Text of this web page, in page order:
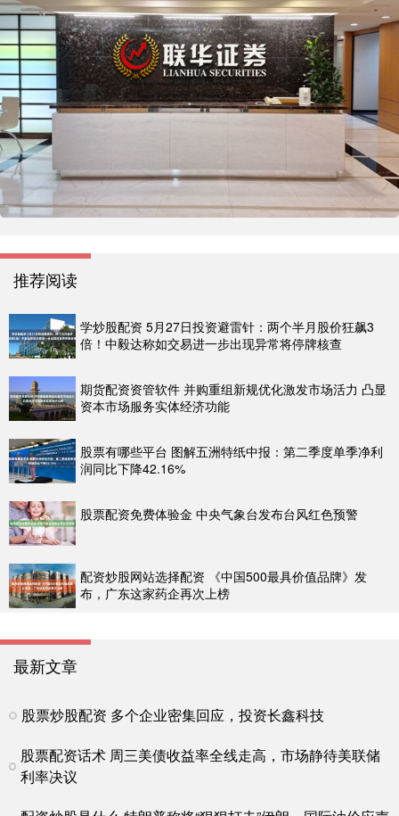
推荐阅读
学炒股配资 5月27日投资避雷针：两个半月股价狂飙3
倍！中毅达称如交易进一步出现异常将停牌核查
期货配资资管软件 并购重组新规优化激发市场活力 凸显
资本市场服务实体经济功能
股票有哪些平台 图解五洲特纸中报：第二季度单季净利
润同比下降42.16%
股票配资免费体验金 中央气象台发布台风红色预警
配资炒股网站选择配资 《中国500最具价值品牌》发
布，广东这家药企再次上榜
最新文章
股票炒股配资 多个企业密集回应，投资长鑫科技
股票配资话术 周三美债收益率全线走高，市场静待美联储
利率决议